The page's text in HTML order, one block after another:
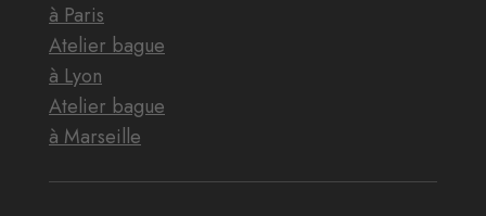
à Paris
Atelier bague
à Lyon
Atelier bague
à Marseille